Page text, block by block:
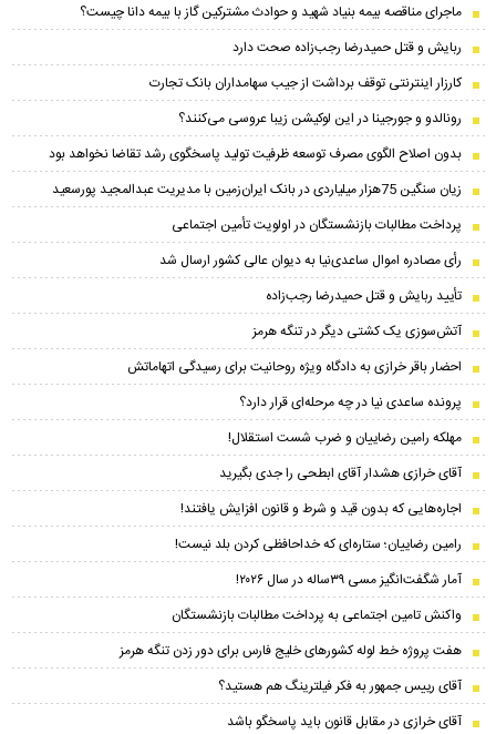
ماجرای مناقصه بیمه بنیاد شهید و حوادث مشترکین گاز با بیمه دانا چیست؟
ربایش و قتل حمیدرضا رجب‌زاده صحت دارد
کارزار اینترنتی توقف برداشت از جیب سهامداران بانک تجارت
رونالدو و جورجینا در این لوکیشن زیبا عروسی می‌کنند؟
بدون اصلاح الگوی مصرف توسعه ظرفیت تولید پاسخگوی رشد تقاضا نخواهد بود
زیان سنگین 75هزار میلیاردی در بانک ایران‌زمین با مدیریت عبدالمجید پورسعید
پرداخت مطالبات بازنشستگان در اولویت تأمین اجتماعی
رأی مصادره اموال ساعدی‌نیا به دیوان عالی کشور ارسال شد
تأیید ربایش و قتل حمیدرضا رجب‌زاده
آتش‌سوزی یک کشتی دیگر در تنگه هرمز
احضار باقر خرازی به دادگاه ویژه روحانیت برای رسیدگی اتهاماتش
پرونده ساعدی نیا در چه مرحله‌ای قرار دارد؟
مهلکه رامین رضاییان و ضرب شست استقلال!
آقای خرازی هشدار آقای ابطحی را جدی بگیرید
اجاره‌هایی که بدون قید و شرط و قانون افزایش یافتند!
رامین رضاییان؛ ستاره‌ای که خداحافظی کردن بلد نیست!
آمار شگفت‌انگیز مسی ۳۹ساله در سال ۲۰۲۶!
واکنش تامین اجتماعی به پرداخت مطالبات بازنشستگان
هفت پروژه خط لوله کشور‌های خلیج فارس برای دور زدن تنگه هرمز
آقای رییس جمهور به فکر فیلترینگ هم هستید؟
آقای خرازی در مقابل قانون باید پاسخگو باشد